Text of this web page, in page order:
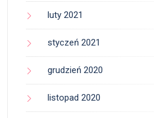
luty 2021
styczeń 2021
grudzień 2020
listopad 2020